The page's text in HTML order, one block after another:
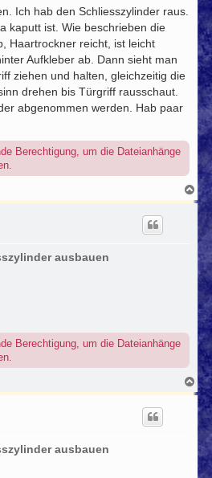
Ich hab den Schliesszylinder raus.
kaputt ist. Wie beschrieben die
Haartrockner reicht, ist leicht
Aufkleber ab. Dann sieht man
ziehen und halten, gleichzeitig die
drehen bis Türgriff rausschaut.
abgenommen werden. Hab paar
Berechtigung, um die Dateianhänge
N
a
c
o
b
e
ausbauen
Berechtigung, um die Dateianhänge
N
a
h
o
e
n
ausbauen